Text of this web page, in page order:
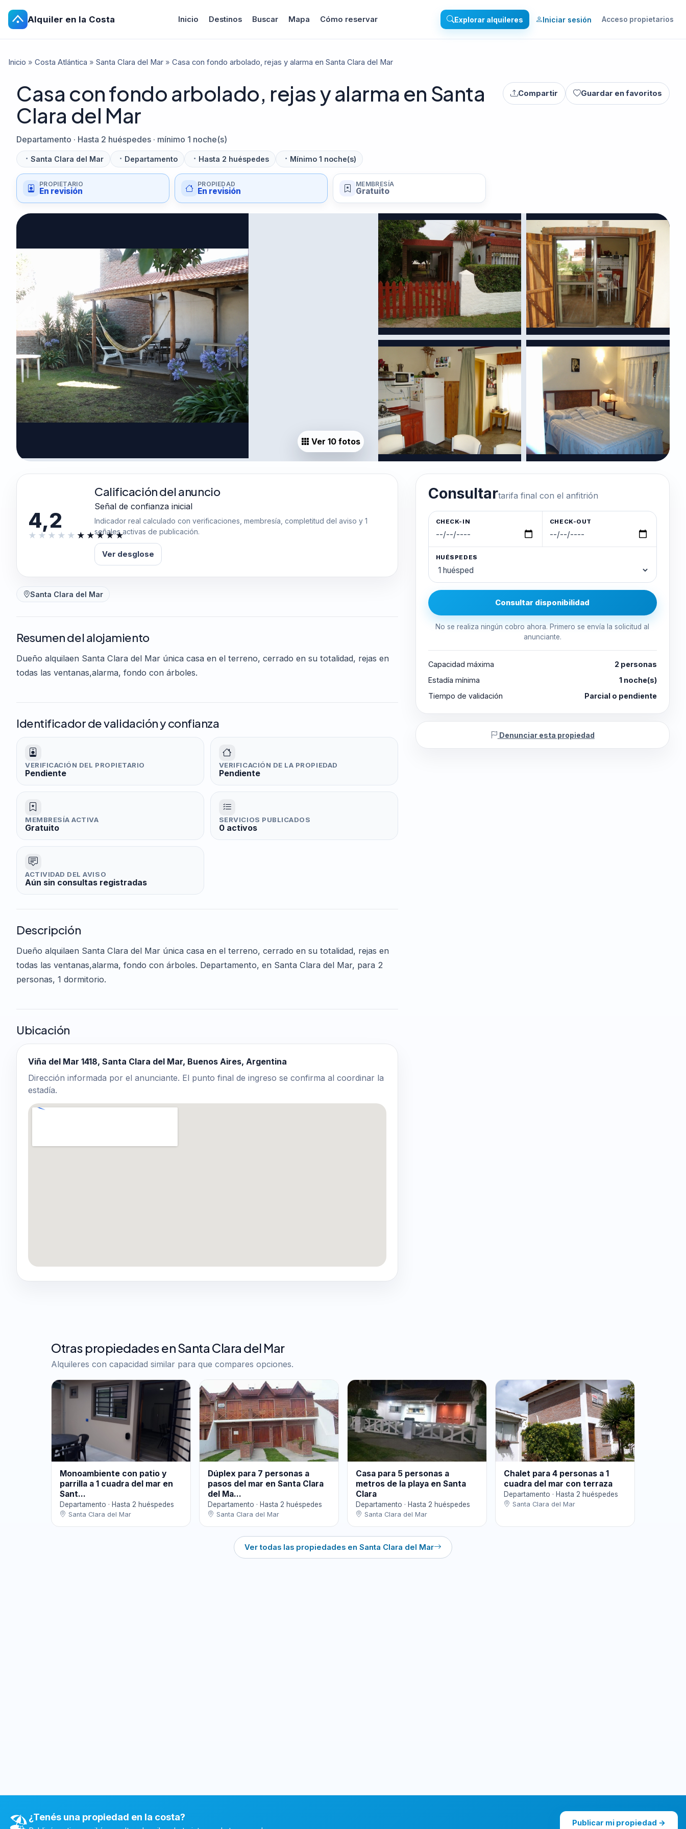
Alquiler en la Costa Inicio Destinos Buscar Mapa Cómo reservar Explorar alquileres Iniciar sesión Acceso propietarios
Inicio » Costa Atlántica » Santa Clara del Mar » Casa con fondo arbolado, rejas y alarma en Santa Clara del Mar
Casa con fondo arbolado, rejas y alarma en Santa
Clara del Mar
Departamento · Hasta 2 huéspedes · mínimo 1 noche(s)
Santa Clara del Mar Departamento Hasta 2 huéspedes Mínimo 1 noche(s)
PROPIETARIO
En revisión
PROPIEDAD
En revisión
MEMBRESÍA
Gratuito
Compartir Guardar en favoritos
Ver 10 fotos
4,2
Calificación del anuncio
Señal de confianza inicial
Indicador real calculado con verificaciones, membresía, completitud del aviso y 1
señales activas de publicación.
Ver desglose
Santa Clara del Mar
Resumen del alojamiento
Dueño alquilaen Santa Clara del Mar única casa en el terreno, cerrado en su totalidad, rejas en
todas las ventanas,alarma, fondo con árboles.
Identificador de validación y confianza
VERIFICACIÓN DEL PROPIETARIO
Pendiente
VERIFICACIÓN DE LA PROPIEDAD
Pendiente
MEMBRESÍA ACTIVA
Gratuito
SERVICIOS PUBLICADOS
0 activos
ACTIVIDAD DEL AVISO
Aún sin consultas registradas
Descripción
Dueño alquilaen Santa Clara del Mar única casa en el terreno, cerrado en su totalidad, rejas en
todas las ventanas,alarma, fondo con árboles. Departamento, en Santa Clara del Mar, para 2
personas, 1 dormitorio.
Ubicación
Viña del Mar 1418, Santa Clara del Mar, Buenos Aires, Argentina
Dirección informada por el anunciante. El punto final de ingreso se confirma al coordinar la
estadía.
Consultartarifa final con el anfitrión
CHECK-IN CHECK-OUT
HUÉSPEDES
Consultar disponibilidad
No se realiza ningún cobro ahora. Primero se envía la solicitud al
anunciante.
Capacidad máxima
2 personas
Estadía mínima
1 noche(s)
Tiempo de validación
Parcial o pendiente
Denunciar esta propiedad
Otras propiedades en Santa Clara del Mar
Alquileres con capacidad similar para que compares opciones.
Monoambiente con patio y
parrilla a 1 cuadra del mar en
Sant...
Departamento · Hasta 2 huéspedes
Santa Clara del Mar
Dúplex para 7 personas a
pasos del mar en Santa Clara
del Ma...
Departamento · Hasta 2 huéspedes
Santa Clara del Mar
Casa para 5 personas a
metros de la playa en Santa
Clara
Departamento · Hasta 2 huéspedes
Santa Clara del Mar
Chalet para 4 personas a 1
cuadra del mar con terraza
Departamento · Hasta 2 huéspedes
Santa Clara del Mar
Ver todas las propiedades en Santa Clara del Mar
🏖️¿Tenés una propiedad en la costa?
Publicar mi propiedad →